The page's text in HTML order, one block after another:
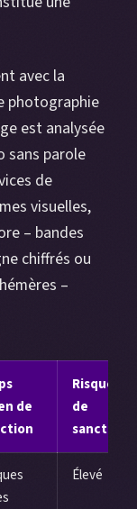
avec la
photographie
est analysée
sans parole
de
visuelles,
– bandes
chiffrés ou
–
de
Risque
de
sanction
Élevé